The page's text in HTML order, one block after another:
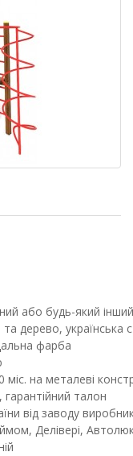
або будь-який
дерево, українська
фарба
на металеві
гарантійний талон
від заводу
Делівері,